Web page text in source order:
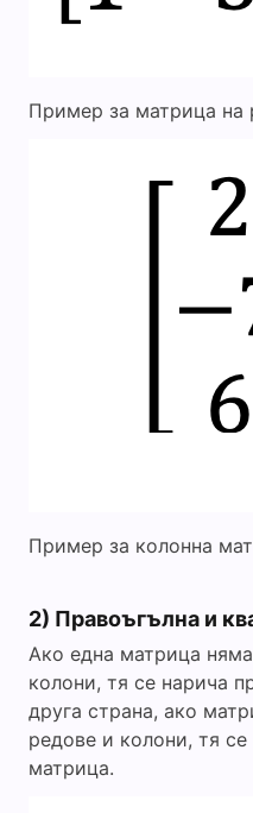
Пример за матрица на
Пример за колонна
2) Правоъгълна и
Ако една матрица
колони, тя се нарича
друга страна, ако
редове и колони, тя се
матрица.